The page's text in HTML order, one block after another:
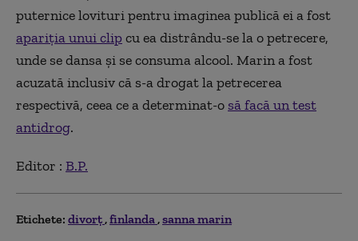
puternice lovituri pentru imaginea publică ei a fost
apariția unui clip cu ea distrându-se la o petrecere,
unde se dansa și se consuma alcool. Marin a fost
acuzată inclusiv că s-a drogat la petrecerea
respectivă, ceea ce a determinat-o să facă un test
antidrog.
Editor : B.P.
Etichete: divorţ finlanda sanna marin